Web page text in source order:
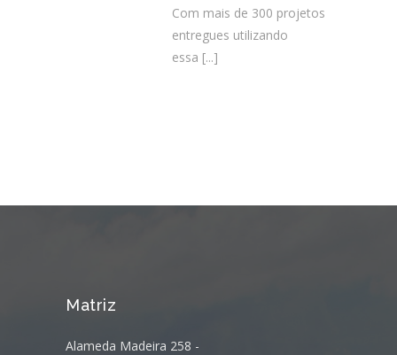
Com mais de 300 projetos
entregues utilizando
essa [...]
Matriz
Alameda Madeira 258 -